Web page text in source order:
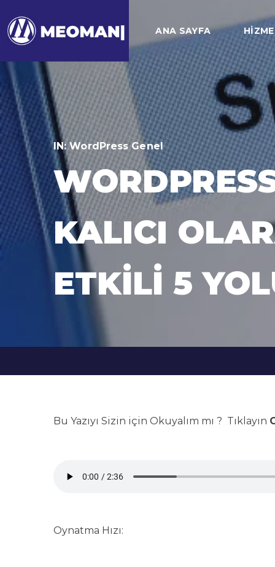
ANA SAYFA
IN: WordPress Genel
KALICI
ETKILI 5
Bu Yazıyı Sizin için Okuyalım mı ? Tıklayın
Oynatma Hızı: